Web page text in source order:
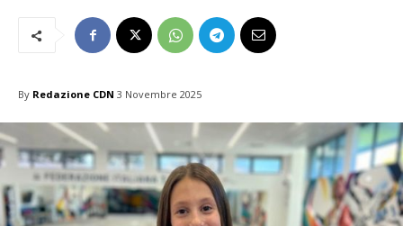
By Redazione CDN 3 Novembre 2025